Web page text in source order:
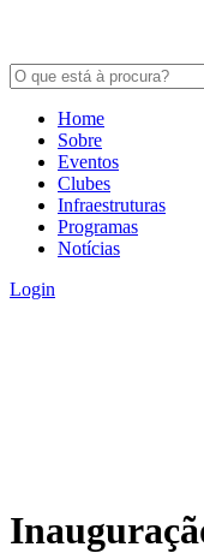
Home
Sobre
Eventos
Clubes
Infraestruturas
Programas
Notícias
Login